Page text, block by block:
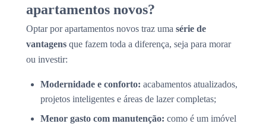
apartamentos novos?
Optar por apartamentos novos traz uma série de
vantagens que fazem toda a diferença, seja para morar
ou investir:
Modernidade e conforto: acabamentos atualizados,
projetos inteligentes e áreas de lazer completas;
Menor gasto com manutenção: como é um imóvel